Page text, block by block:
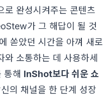
로 완성시켜주는 콘텐츠
가 그 해답이 될 것
쏟았던 시간을 아껴 새로
소통하는 데 사용하세
통해 InShot보다 쉬운 쇼
의 채널을 한 단계 성장